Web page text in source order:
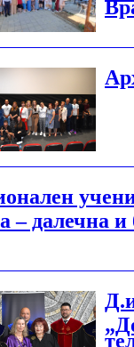
– далечна и